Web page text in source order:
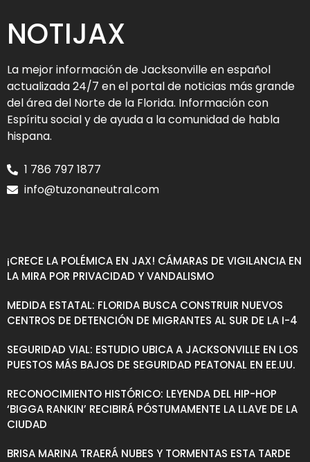
NOTIJAX
La mejor información de Jacksonville en español
actualizada 24/7 en el portal de noticias más grande
del área del Norte de la Florida. Información con
Espíritu social y de ayuda a la comunidad de habla
hispana.
1 786 797 1877
info@tuzonaneutral.com
¡CRECE LA POLÉMICA EN JAX! CÁMARAS DE VIGILANCIA EN
LA MIRA POR PRIVACIDAD Y VANDALISMO
MEDIDA ESTATAL: FLORIDA BUSCA CONSTRUIR NUEVOS
CENTROS DE DETENCIÓN DE MIGRANTES AL SUR DE LA I-4
SEGURIDAD VIAL: ESTUDIO UBICA A JACKSONVILLE EN LOS
PUESTOS MÁS BAJOS DE SEGURIDAD PEATONAL EN EE.UU.
RECONOCIMIENTO HISTÓRICO: LEYENDA DEL HIP-HOP
‘BIGGA RANKIN’ RECIBIRÁ PÓSTUMAMENTE LA LLAVE DE LA
CIUDAD
BRISA MARINA TRAERÁ NUBES Y TORMENTAS ESTA TARDE